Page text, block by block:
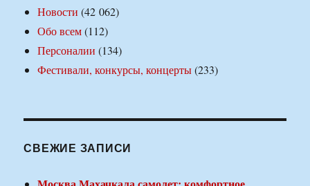
Новости (42 062)
Обо всем(112)
Персоналии (134)
Фестивали, конкурсы, концерты(233)
СВЕЖИЕ ЗАПИСИ